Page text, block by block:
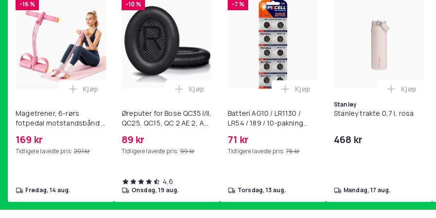
-16 %
Magetrener, 6-rørs
fotpedal motstandsbånd -
yoga og
hjemmegymnastikk Pink
169 kr
Tidligere laveste pris: 201 kr
Legg Magetrener, 6-rørs fotpedal motstandsbånd - mage- og kjernetrening, yoga og
Kjøp
fredag, 14 aug.
-10 %
Øreputer for Bose QC35 I/II,
QC25, QC15, QC 2 AE 2, AE
SoundLink Black
89 kr
Tidligere laveste pris: 99 kr
Legg Øreputer for Bose QC35 I/II, QC25, QC15, QC 2 AE 2, AE 2i, AE 2w,
Kjøp
4,6
onsdag, 19 aug.
-7 %
Batteri AG10 / LR1130 /
LR54 / 189 / 10-pakning
71 kr
Tidligere laveste pris: 76 kr
Legg Batteri AG10 / LR1130 / LR54 / 189
Kjøp
torsdag, 13 aug.
Stanley
Stanley trakte 0,7 l, rosa
468 kr
Legg
Kjøp
mandag, 17 aug.